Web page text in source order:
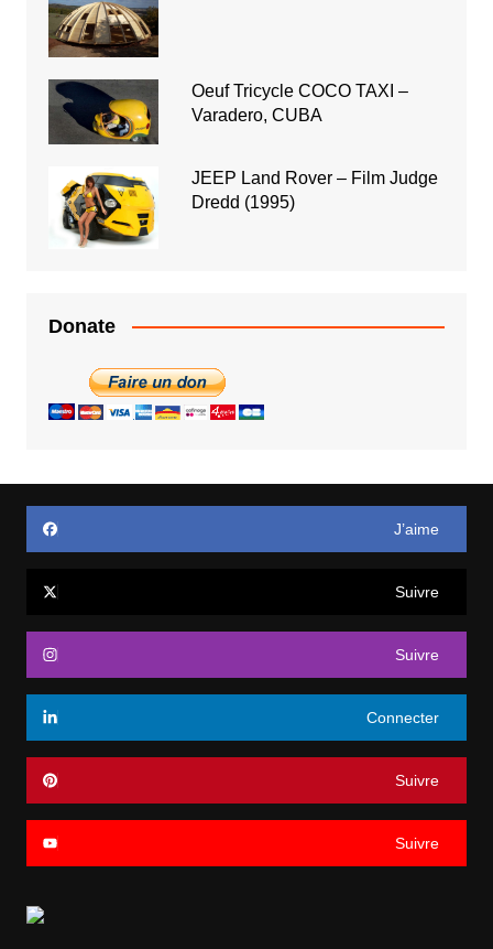
Oeuf Tricycle COCO TAXI –
Varadero, CUBA
JEEP Land Rover – Film Judge
Dredd (1995)
Donate
J’aime
Suivre
Suivre
Connecter
Suivre
Suivre